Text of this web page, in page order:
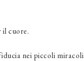
il cuore.
nei piccoli miracoli